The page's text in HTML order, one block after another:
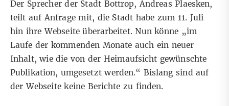
Der Sprecher der Stadt Bottrop, Andreas Plaesken,
teilt auf Anfrage mit, die Stadt habe zum 11. Juli
hin ihre Webseite überarbeitet. Nun könne „im
Laufe der kommenden Monate auch ein neuer
Inhalt, wie die von der Heimaufsicht gewünschte
Publikation, umgesetzt werden.“ Bislang sind auf
der Webseite keine Berichte zu finden.